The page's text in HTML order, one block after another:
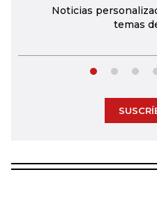
Noticias
temas